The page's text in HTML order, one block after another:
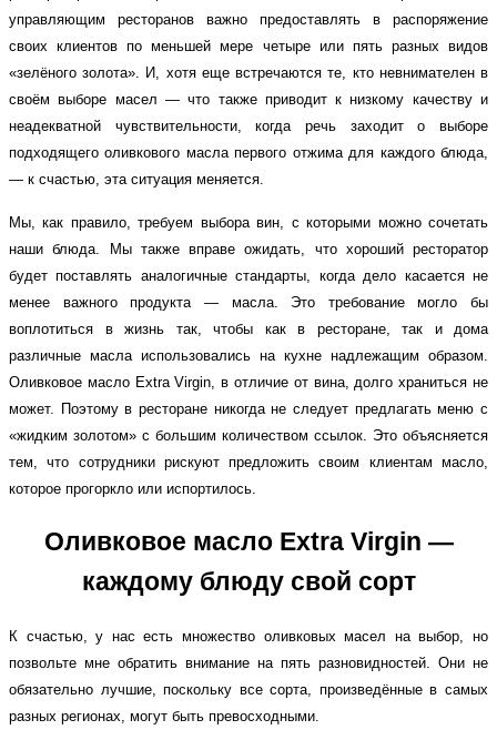
управляющим ресторанов важно предоставлять в распоряжение
своих клиентов по меньшей мере четыре или пять разных видов
«зелёного золота». И, хотя еще встречаются те, кто невнимателен в
своём выборе масел — что также приводит к низкому качеству и
неадекватной чувствительности, когда речь заходит о выборе
подходящего оливкового масла первого отжима для каждого блюда,
— к счастью, эта ситуация меняется.
Мы, как правило, требуем выбора вин, с которыми можно сочетать
наши блюда. Мы также вправе ожидать, что хороший ресторатор
будет поставлять аналогичные стандарты, когда дело касается не
менее важного продукта — масла. Это требование могло бы
воплотиться в жизнь так, чтобы как в ресторане, так и дома
различные масла использовались на кухне надлежащим образом.
Оливковое масло Extra Virgin, в отличие от вина, долго храниться не
может. Поэтому в ресторане никогда не следует предлагать меню с
«жидким золотом» с большим количеством ссылок. Это объясняется
тем, что сотрудники рискуют предложить своим клиентам масло,
которое прогоркло или испортилось.
Оливковое масло Extra Virgin —
каждому блюду свой сорт
К счастью, у нас есть множество оливковых масел на выбор, но
позвольте мне обратить внимание на пять разновидностей. Они не
обязательно лучшие, поскольку все сорта, произведённые в самых
разных регионах, могут быть превосходными.